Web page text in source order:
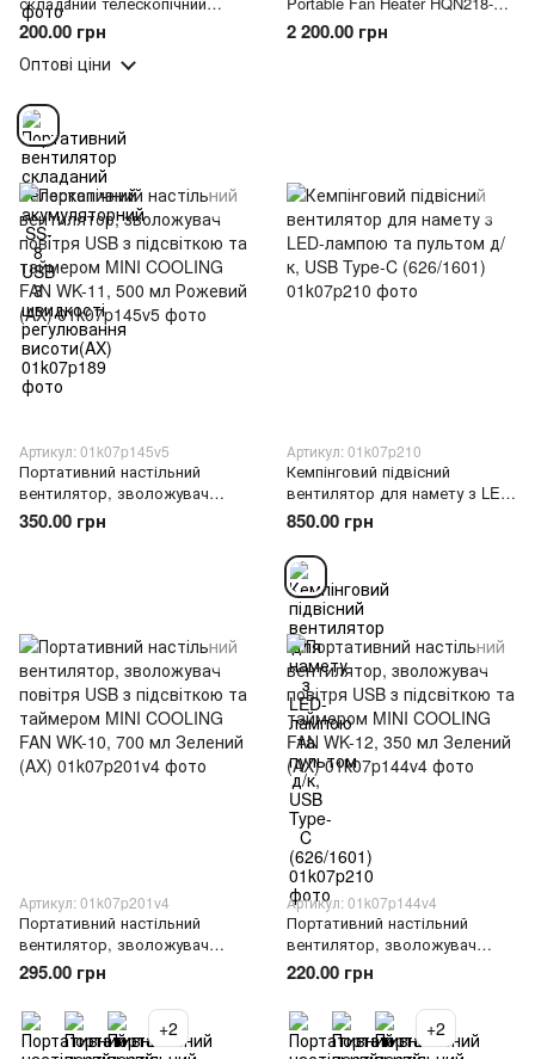
акумуляторний SS-8 USB 3
швидкості регулювання
висоти(AX)
200.00 грн
Оптові ціни
28QD зі зволожувачем,
охолодження, 20 м²(626/1366)
2 200.00 грн
Артикул: 01k07p145v5
Портативний настільний
вентилятор, зволожувач
повітря USB з підсвіткою та
таймером MINI COOLING FAN
350.00 грн
Артикул: 01k07p210
Кемпінговий підвісний
вентилятор для намету з LED-
лампою та пультом д/к, USB
Type-C (626/1601)
850.00 грн
Артикул: 01k07p201v4
Портативний настільний
вентилятор, зволожувач
повітря USB з підсвіткою та
таймером MINI COOLING FAN
WK-10, 700 мл Зелений (AX)
295.00 грн
+2
Артикул: 01k07p144v4
Портативний настільний
вентилятор, зволожувач
повітря USB з підсвіткою та
таймером MINI COOLING FAN
WK-12, 350 мл Зелений (AX)
220.00 грн
+2